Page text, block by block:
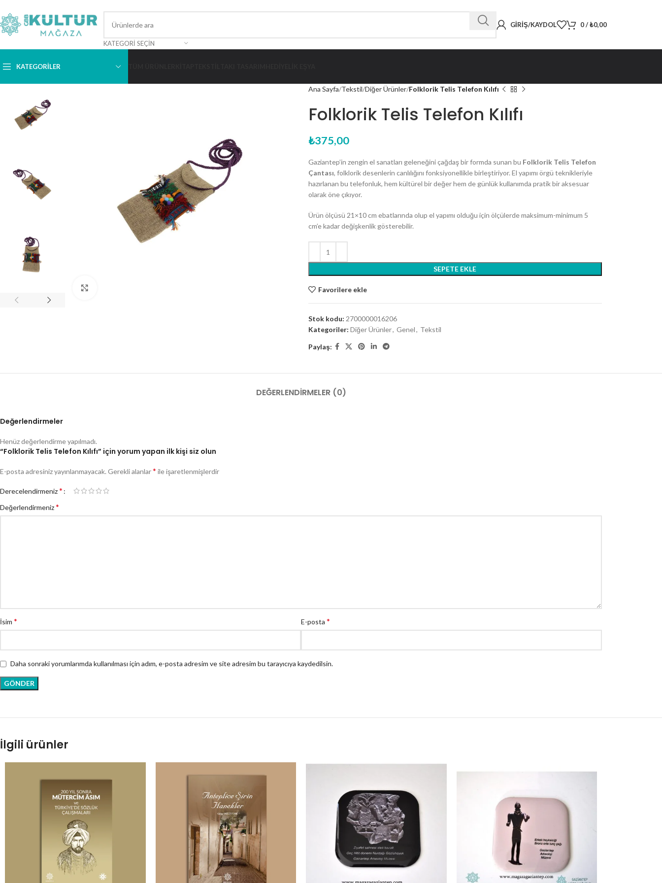
KATEGORI SEÇIN
GIRIŞ/KAYDOL 0/₺0,00
KATEGORİLER
Ana Sayfa Tekstil Diğer Ürünler Folklorik Telis Telefon Kılıfı
Folklorik Telis Telefon Kılıfı
₺375,00
Gaziantep’in zengin el sanatları geleneğini çağdaş bir formda sunan bu Folklorik Telis Telefon
Çantası, folklorik desenlerin canlılığını fonksiyonellikle birleştiriyor. El yapımı örgü teknikleriyle
hazırlanan bu telefonluk, hem kültürel bir değer hem de günlük kullanımda pratik bir aksesuar
olarak öne çıkıyor.
Ürün ölçüsü 21×10 cm ebatlarında olup el yapımı olduğu için ölçülerde maksimum-minimum 5
cm’e kadar değişkenlik gösterebilir.
SEPETE EKLE
Favorilere ekle
Stok kodu: 2700000016206
Kategoriler: Diğer Ürünler, Genel, Tekstil
Paylaş:
DEĞERLENDIRMELER (0)
Değerlendirmeler
Henüz değerlendirme yapılmadı.
“Folklorik Telis Telefon Kılıfı” için yorum yapan ilk kişi siz olun
E-posta adresiniz yayınlanmayacak. Gerekli alanlar* ile işaretlenmişlerdir
Derecelendirmeniz*
Değerlendirmeniz*
İsim * E-posta *
Daha sonraki yorumlarımda kullanılması için adım, e-posta adresim ve site adresim bu tarayıcıya kaydedilsin.
İlgili ürünler